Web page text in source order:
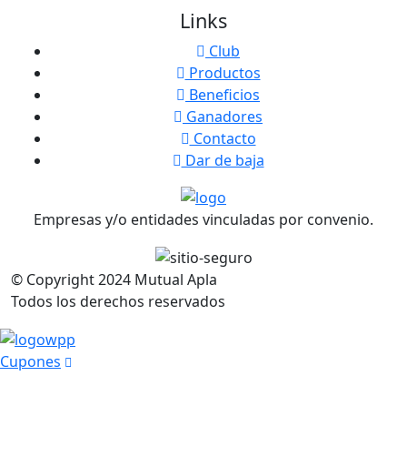
Links
Club
Productos
Beneficios
Ganadores
Contacto
Dar de baja
Empresas y/o entidades vinculadas por convenio.
© Copyright2024 Mutual Apla
Todos los derechos reservados
Cupones